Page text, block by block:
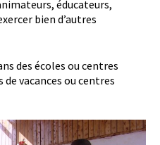
éducateurs,
bien d’autres
des écoles ou centres
vacances ou centres